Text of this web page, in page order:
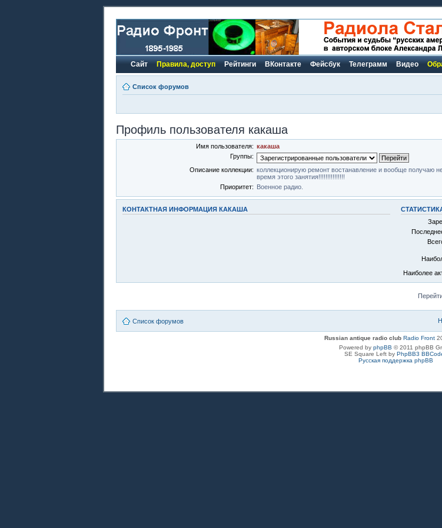
Сайт Правила, доступ Рейтинги ВКонтакте Фейсбук Телеграмм Видео
Список форумов
Профиль пользователя какаша
Имя пользователя: какаша
Группы:
Описание коллекции: коллекционирую ремонт востанавление и вообще получаю
время этого занятия!!!!!!!!!!!!!!!
Приоритет: Военное радио.
КОНТАКТНАЯ ИНФОРМАЦИЯ КАКАША
Наиболее
Список форумов
Russian antique radio club Radio Front
Powered by phpBB © 2011 phpBB
SE Square Left by PhpBB3
Русская поддержка phpBB